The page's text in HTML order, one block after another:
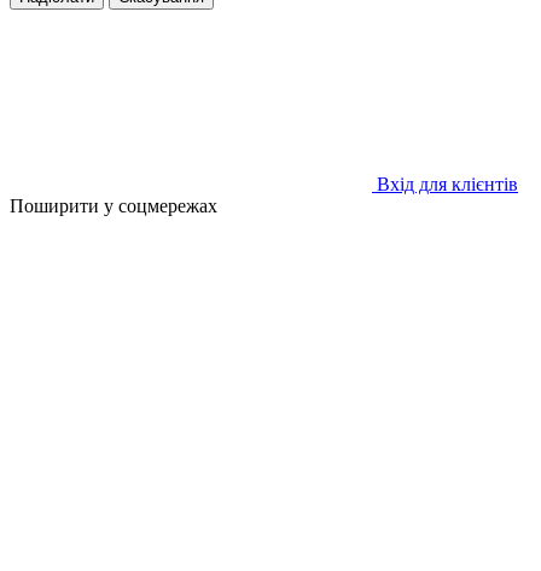
Вхід для клієнтів
Поширити у соцмережах